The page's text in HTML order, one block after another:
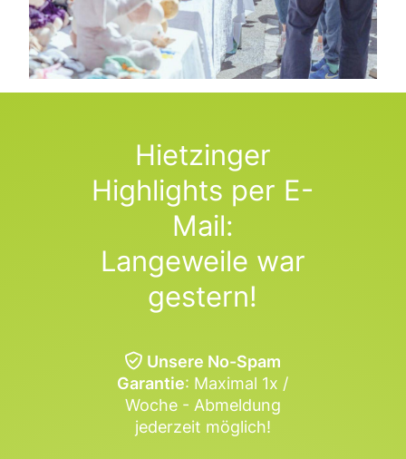
Hietzinger
Highlights per E-
Mail:
Langeweile war
gestern!
Unsere No-Spam
Garantie: Maximal 1x /
Woche - Abmeldung
jederzeit möglich!